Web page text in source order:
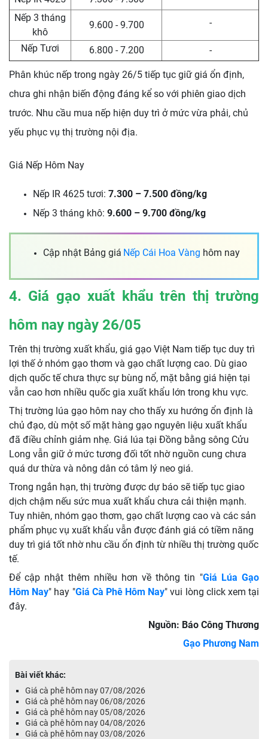
Nếp 3 tháng
khô
9.600 - 9.700 -
Nếp Tươi 6.800 - 7.200 -
Phân khúc nếp trong ngày 26/5 tiếp tục giữ giá ổn định,
chưa ghi nhận biến động đáng kể so với phiên giao dịch
trước. Nhu cầu mua nếp hiện duy trì ở mức vừa phải, chủ
yếu phục vụ thị trường nội địa.
Giá Nếp Hôm Nay
Nếp IR 4625 tươi: 7.300 – 7.500 đồng/kg
Nếp 3 tháng khô: 9.600 – 9.700 đồng/kg
Cập nhật Bảng giá Nếp Cái Hoa Vàng hôm nay
4. Giá gạo xuất khẩu trên thị trường
hôm nay ngày 26/05
Trên thị trường xuất khẩu, giá gạo Việt Nam tiếp tục duy trì
lợi thế ở nhóm gạo thơm và gạo chất lượng cao. Dù giao
dịch quốc tế chưa thực sự bùng nổ, mặt bằng giá hiện tại
vẫn cao hơn nhiều quốc gia xuất khẩu lớn trong khu vực.
Thị trường lúa gạo hôm nay cho thấy xu hướng ổn định là
chủ đạo, dù một số mặt hàng gạo nguyên liệu xuất khẩu
đã điều chỉnh giảm nhẹ. Giá lúa tại Đồng bằng sông Cửu
Long vẫn giữ ở mức tương đối tốt nhờ nguồn cung chưa
quá dư thừa và nông dân có tâm lý neo giá.
Trong ngắn hạn, thị trường được dự báo sẽ tiếp tục giao
dịch chậm nếu sức mua xuất khẩu chưa cải thiện mạnh.
Tuy nhiên, nhóm gạo thơm, gạo chất lượng cao và các sản
phẩm phục vụ xuất khẩu vẫn được đánh giá có tiềm năng
duy trì giá tốt nhờ nhu cầu ổn định từ nhiều thị trường quốc
tế.
Để cập nhật thêm nhiều hơn về thông tin "Giá Lúa Gạo
Hôm Nay" hay "Giá Cà Phê Hôm Nay" vui lòng click xem tại
đây.
Nguồn: Báo Công Thương
Gạo Phương Nam
Bài viết khác:
Giá cà phê hôm nay 07/08/2026
Giá cà phê hôm nay 06/08/2026
Giá cà phê hôm nay 05/08/2026
Giá cà phê hôm nay 04/08/2026
Giá cà phê hôm nay 03/08/2026